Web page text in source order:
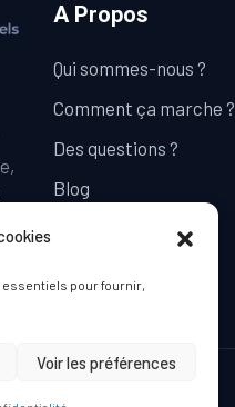
essentiels pour fournir,
Voir les préférences
A Propos
Qui sommes-nous ?
Comment ça marche ?
Des questions ?
Blog